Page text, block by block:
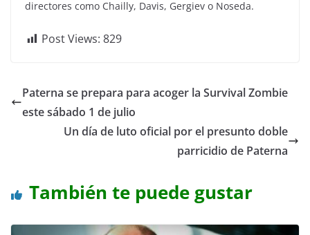
directores como Chailly, Davis, Gergiev o Noseda.
Post Views: 829
Paterna se prepara para acoger la Survival Zombie
este sábado 1 de julio
Un día de luto oficial por el presunto doble
parricidio de Paterna
También te puede gustar